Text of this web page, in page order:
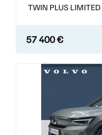
TWIN PLUS LIMITED
57 400 €